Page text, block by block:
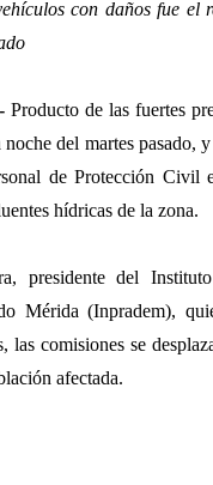
con daños fue el
Producto de las fuertes
del martes pasado,
de Protección Civil
hídricas de la zona.
presidente del
Mérida (Inpradem),
las comisiones se
afectada.